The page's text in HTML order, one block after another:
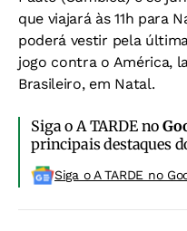
que viajará às 11h para
poderá vestir pela
jogo contra o América,
Brasileiro, em Natal.
Siga o A TARDE no
principais destaques
Siga o A TARDE no